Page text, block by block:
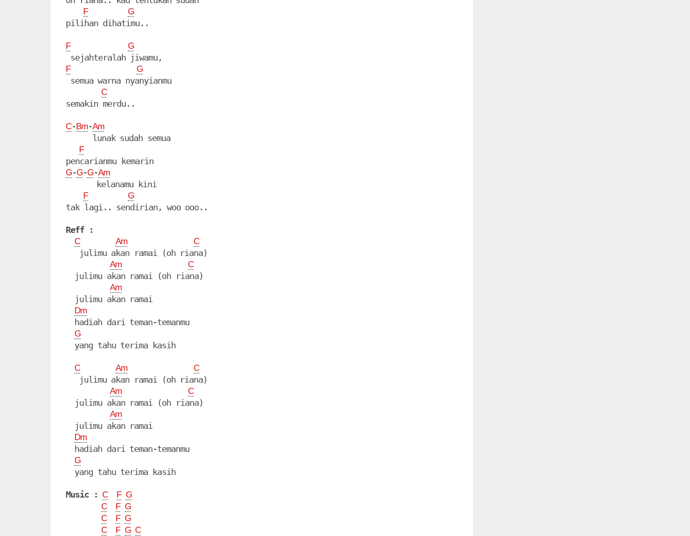
F G
pilihan dihatimu..
F G
F G
semua warna nyanyianmu
C
semakin merdu..
C-Bm-Am
      lunak sudah semua
F
pencarianmu kemarin
G-G-G-Am
       kelanamu kini
F G
tak lagi.. sendirian, woo ooo..
Reff :
C Am C
   julimu akan ramai (oh riana)
Am C
  julimu akan ramai (oh riana)
Am
  julimu akan ramai
Dm
  hadiah dari teman-temanmu
G
  yang tahu terima kasih
C Am C
   julimu akan ramai (oh riana)
Am C
  julimu akan ramai (oh riana)
Am
  julimu akan ramai
Dm
  hadiah dari teman-temanmu
G
  yang tahu terima kasih
Music : C F G
C
F G
C
F G
C
F G C